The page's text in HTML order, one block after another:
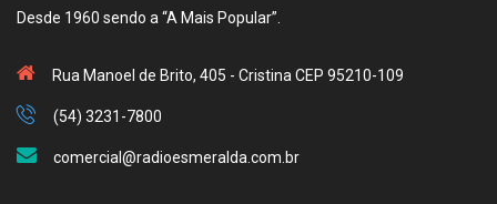
Desde 1960 sendo a “A Mais Popular”.
Rua Manoel de Brito, 405 - Cristina CEP 95210-109
(54) 3231-7800
comercial@radioesmeralda.com.br